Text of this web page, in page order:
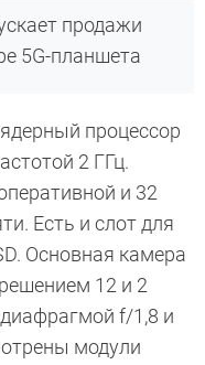
продажи
5G-планшета
процессор
2 ГГц.
и 32
Есть и слот для
Основная камера
12 и 2
f/1,8 и
модули